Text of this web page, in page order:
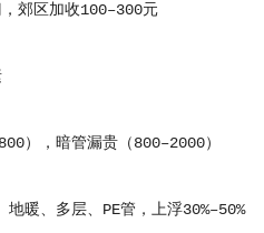
郊区加收100–300元
），暗管漏贵（800–2000）
、多层、PE管，上浮30%–50%